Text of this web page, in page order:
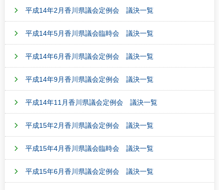
平成14年2月香川県議会定例会 議決一覧
平成14年5月香川県議会臨時会 議決一覧
平成14年6月香川県議会定例会 議決一覧
平成14年9月香川県議会定例会 議決一覧
平成14年11月香川県議会定例会 議決一覧
平成15年2月香川県議会定例会 議決一覧
平成15年4月香川県議会臨時会 議決一覧
平成15年6月香川県議会定例会 議決一覧